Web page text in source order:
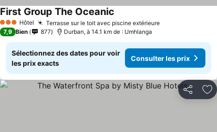
3 ÉtoilesHôtel Terrasse sur le toit avec piscine extérieure
First Group The Oceanic
7,9 Bien 877 Durban, à 14.1 km de : Umhlanga
Sélectionnez des dates pour voir
les prix exacts
Consulter les prix
Partager